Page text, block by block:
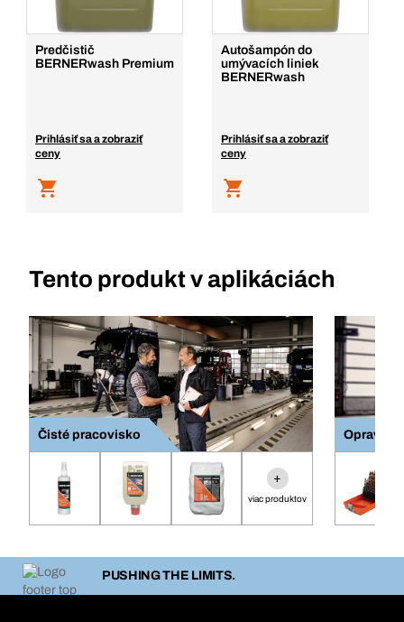
Predčistič
BERNERwash Premium
Prihlásiť sa a zobraziť
ceny
Autošampón do
umývacích liniek
BERNERwash
Prihlásiť sa a zobraziť
ceny
Tento produkt v aplikáciách
Čisté pracovisko
+
viac produktov
Opravy
PUSHING THE LIMITS.